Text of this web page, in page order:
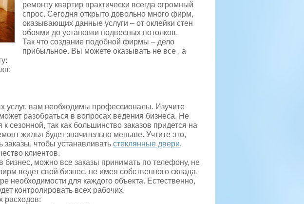
ремонту квартир практически всегда огромный
спрос. Сегодня открыто довольно много фирм,
оказывающих данные услуги – от оклейки стен
обоями до установки подвесных потолков.
Так что создание подобной фирмы – дело
прибыльное. Вы можете оказывать не все , а
услуг, вам необходимы профессионалы. Изучите
разобраться в вопросах ведения бизнеса. Не
сезонной, так как большинство заказов придется на
жилья будет значительно меньше. Учтите это,
чтобы устанавливать стеклянные двери,
клиентов.
бизнес, можно все заказы принимать по телефону, не
ведет свой бизнес, не имея собственного склада,
необходимости для каждого объекта. Естественно,
контролировать всех рабочих.
расходов: